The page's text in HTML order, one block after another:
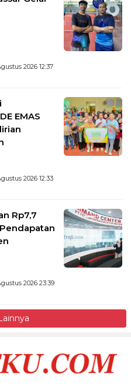
2026 12:37
EMAS
2026 12:33
Rp7,7
2026 23:39